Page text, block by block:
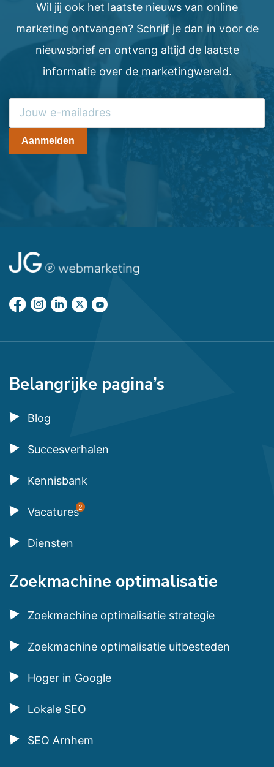
Wil jij ook het laatste nieuws van online
marketing ontvangen? Schrijf je dan in voor de
nieuwsbrief en ontvang altijd de laatste
informatie over de marketingwereld.
Aanmelden
Belangrijke pagina’s
Blog
Succesverhalen
Kennisbank
Vacatures2
Diensten
Zoekmachine optimalisatie
Zoekmachine optimalisatie strategie
Zoekmachine optimalisatie uitbesteden
Hoger in Google
Lokale SEO
SEO Arnhem